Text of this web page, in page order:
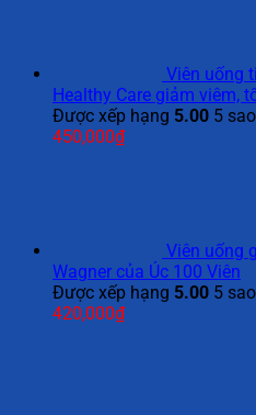
Viên uống
Healthy Care giảm viêm,
Được xếp hạng 5.00 5 sao
450,000₫
Viên uống
Wagner của Úc 100 Viên
Được xếp hạng 5.00 5 sao
420,000₫